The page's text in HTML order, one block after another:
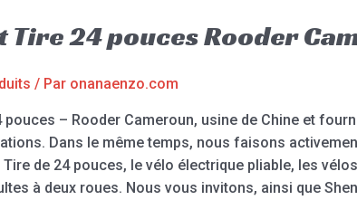
Tire 24 pouces Rooder
/ Par onanaenzo.com
– Rooder Cameroun, usine de Chine et
Dans le même temps, nous faisons
de 24 pouces, le vélo électrique pliable, les
à deux roues. Nous vous invitons, ainsi que